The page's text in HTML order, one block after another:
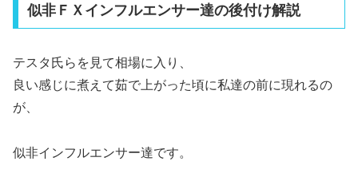
似非ＦＸインフルエンサー達の後付け解説
テスタ氏らを見て相場に入り、
良い感じに煮えて茹で上がった頃に私達の前に現れるの
が、
似非インフルエンサー達です。